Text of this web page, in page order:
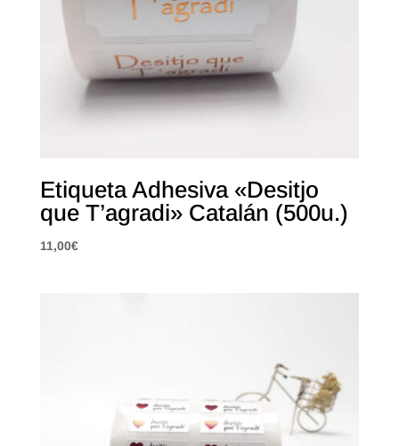
Etiqueta Adhesiva «Desitjo
que T’agradi» Catalán (500u.)
11,00€